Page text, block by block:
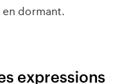
dormant.
expressions